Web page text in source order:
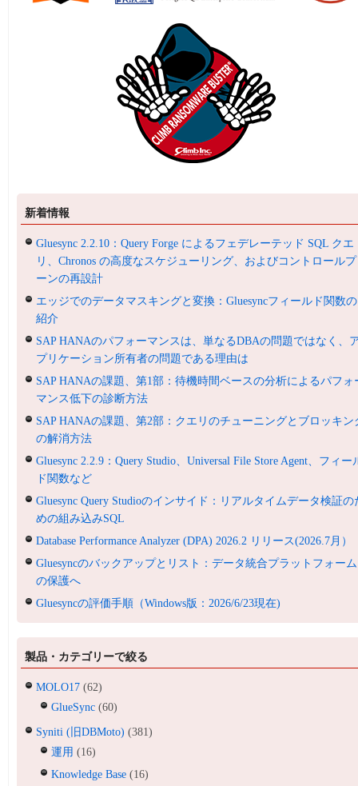
新着情報
Gluesync 2.2.10：Query Forge によるフェデレーテッド SQL クエ
リ、Chronos の高度なスケジューリング、およびコントロール
ーンの再設計
エッジでのデータマスキングと変換：Gluesyncフィールド関数の
紹介
SAP HANAのパフォーマンスは、単なるDBAの問題ではなく、
プリケーション所有者の問題である理由は
SAP HANAの課題、第1部：待機時間ベースの分析によるパフォ
マンス低下の診断方法
SAP HANAの課題、第2部：クエリのチューニングとブロッキン
の解消方法
Gluesync 2.2.9：Query Studio、Universal File Store Agent、フィー
ド関数など
Gluesync Query Studioのインサイド：リアルタイムデータ検証の
めの組み込みSQL
Database Performance Analyzer (DPA) 2026.2 リリース(2026.7月）
Gluesyncのバックアップとリスト：データ統合プラットフォーム
の保護へ
Gluesyncの評価手順（Windows版：2026/6/23現在)
製品・カテゴリーで絞る
MOLO17 (62)
GlueSync (60)
Syniti (旧DBMoto) (381)
運用 (16)
Knowledge Base (16)